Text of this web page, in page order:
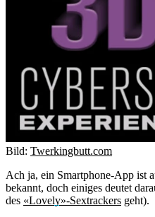
Bild: Twerkingbutt.com
Ach ja, ein Smartphone-App ist
bekannt, doch einiges deutet
des «Lovely»-Sextrackers geht).